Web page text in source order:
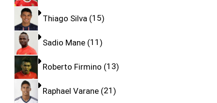
Thiago Silva 15
Sadio Mane 11
Roberto Firmino 13
Raphael Varane 21